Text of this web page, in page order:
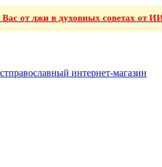
от лжи в духовных советах от
православный интернет-магазин